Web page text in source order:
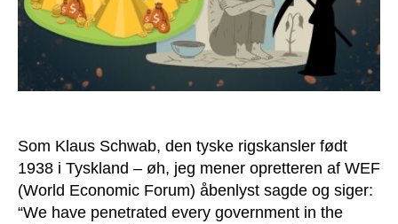
Som Klaus Schwab, den tyske rigskansler født
1938 i Tyskland – øh, jeg mener opretteren af WEF
(World Economic Forum) åbenlyst sagde og siger:
“We have penetrated every government in the